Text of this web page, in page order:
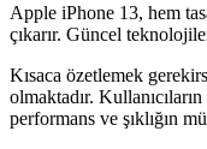
Apple iPhone 13, hem
çıkarır. Güncel
Kısaca özetlemek
olmaktadır.
performans ve şıklığın